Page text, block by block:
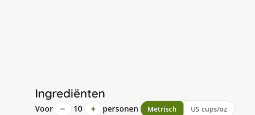
Ingrediënten
Voor − 10 + personen Metrisch US cups/oz